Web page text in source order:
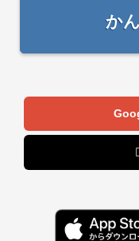
か